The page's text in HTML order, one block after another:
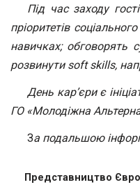
Під час заходу
пріоритетів
навичках; обговорять
розвинути soft skills,
День кар’єри є
ГО «Молодіжна
За подальшою
Представництво